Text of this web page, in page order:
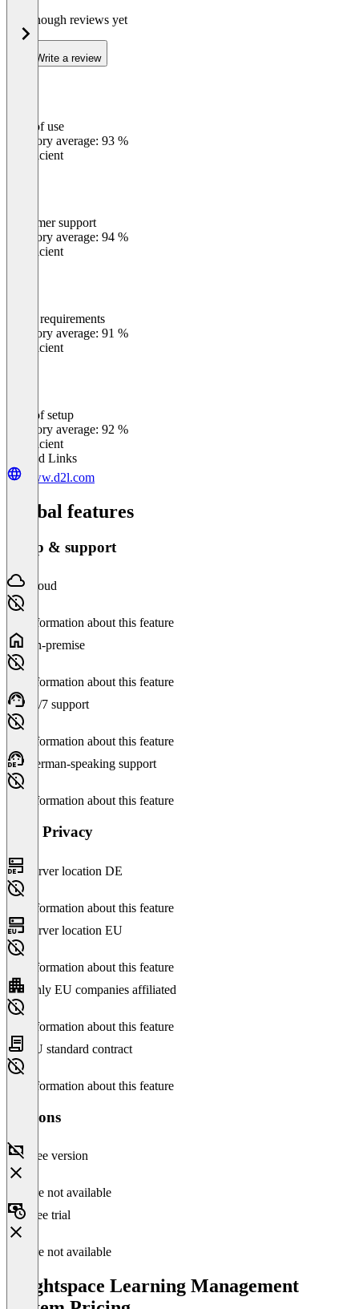
Not enough reviews yet
Write a review
Ease of use
Category average: 93 %
Insufficient
Customer support
Category average: 94 %
Insufficient
Meets requirements
Category average: 91 %
Insufficient
Ease of setup
Category average: 92 %
Insufficient
Related Links
www.d2l.com
Global features
Setup & support
Cloud
No information about this feature
On-premise
No information about this feature
24/7 support
No information about this feature
German-speaking support
No information about this feature
Data Privacy
Server location DE
No information about this feature
Server location EU
No information about this feature
Only EU companies affiliated
No information about this feature
EU standard contract
No information about this feature
Versions
Free version
Feature not available
Free trial
Feature not available
Brightspace Learning Management